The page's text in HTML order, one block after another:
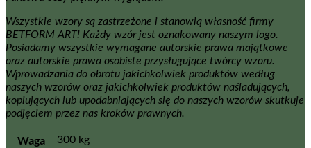
Wszystkie wzory są zastrzeżone i stanowią własność firmy
BETFORM ART! Każdy wzór jest oznakowany naszym logo.
Posiadamy wszystkie wymagane autorskie prawa majątkowe
oraz autorskie prawa osobiste przysługujące twórcy wzoru.
Wprowadzania do obrotu jakichkolwiek produktów według
naszych wzorów oraz jakichkolwiek produktów naśladujących,
kopiujących lub upodabniających się do naszych wzorów skutkuje
podjęciem przez nas kroków prawnych.
Waga 300 kg